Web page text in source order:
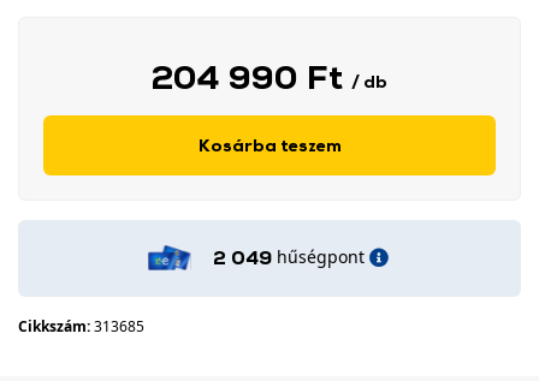
204 990 Ft / db
Kosárba teszem
2 049 hűségpont
Cikkszám:313685